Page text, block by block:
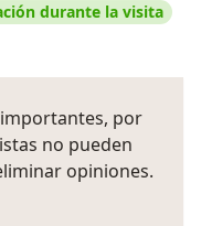
durante la visita
por
no pueden
opiniones.